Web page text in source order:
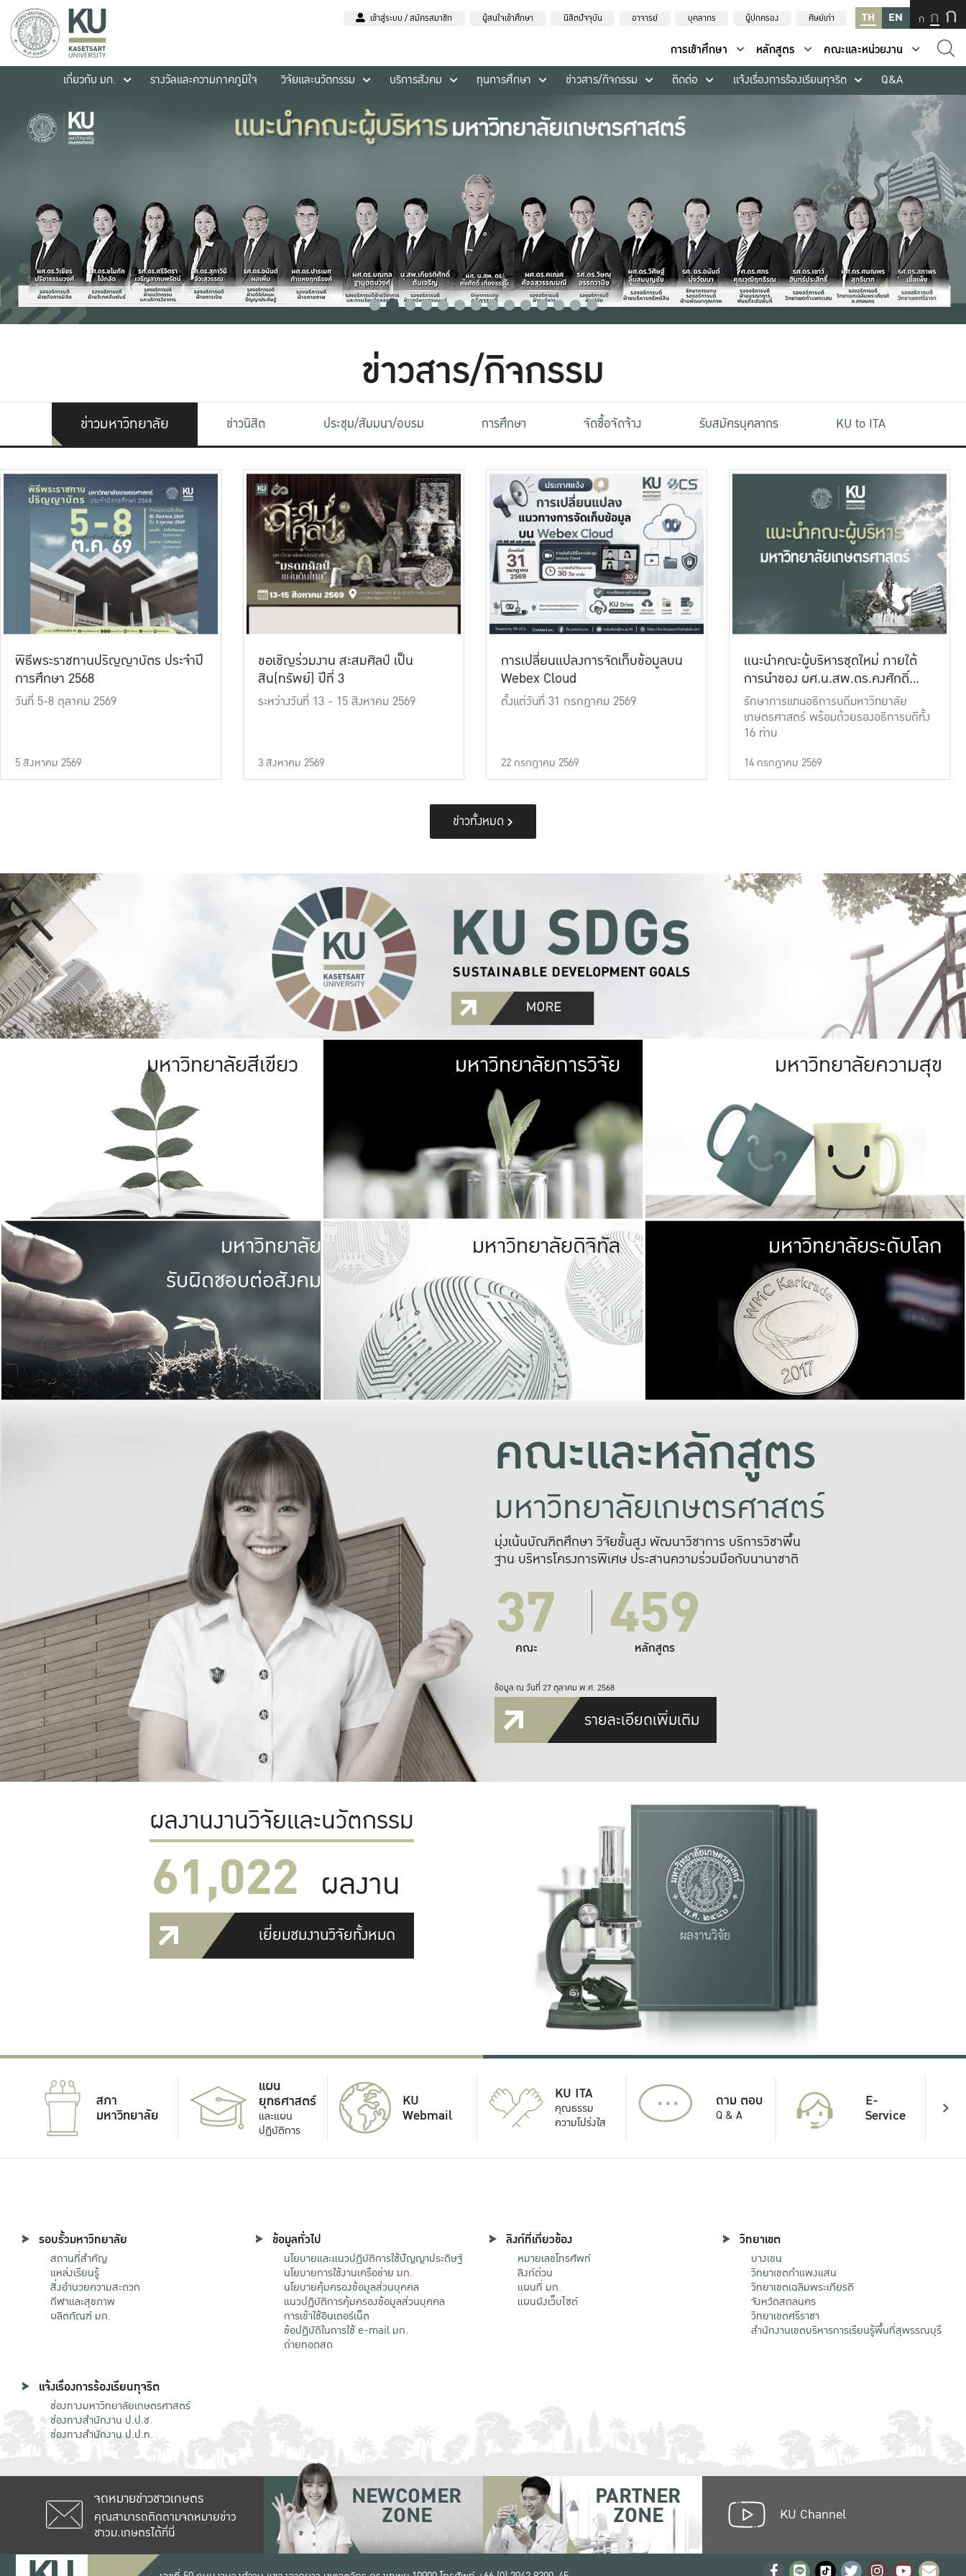
เข้าสู่ระบบ / สมัครสมาชิก ผู้สนใจเข้าศึกษา นิสิตปัจจุบัน อาจารย์ บุคลากร ผู้ปกครอง ศิษย์เก่า TH EN ก ก ก
การเข้าศึกษา หลักสูตร
คณะและหน่วยงาน
เกี่ยวกับ มก.
รางวัลและความภาคภูมิใจ วิจัยและนวัตกรรม บริการสังคม ทุนการศึกษา ข่าวสาร/กิจกรรม ติดต่อ แจ้งเรื่องการร้องเรียนทุจริต Q&A
ข่าวสาร/กิจกรรม
ข่าวมหาวิทยาลัย ข่าวนิสิต ประชุม/สัมมนา/อบรม การศึกษา จัดซื้อจัดจ้าง รับสมัครบุคลากร KU to ITA
พิธีพระราชทานปริญญาบัตร ประจำปี
การศึกษา 2568
วันที่ 5-8 ตุลาคม 2569
5 สิงหาคม 2569
ขอเชิญร่วมงาน สะสมศิลป์ เป็น
สิน(ทรัพย์) ปีที่ 3
ระหว่างวันที่ 13 - 15 สิงหาคม 2569
3 สิงหาคม 2569
การเปลี่ยนแปลงการจัดเก็บข้อมูลบน
Webex Cloud
ตั้งแต่วันที่ 31 กรกฎาคม 2569
22 กรกฎาคม 2569
แนะนำคณะผู้บริหารชุดใหม่ ภายใต้
การนำของ ผศ.น.สพ.ดร.คงศักดิ์
เที่ยงธรรม
รักษาการแทนอธิการบดีมหาวิทยาลัย
เกษตรศาสตร์ พร้อมด้วยรองอธิการบดีทั้ง
16 ท่าน
14 กรกฎาคม 2569
ข่าวทั้งหมด
มหาวิทยาลัยสีเขียว มหาวิทยาลัย
เกษตรศาสตร์ มีพื้นที่เขียวสดใส หนาแน่น
เป็นป่าในเมือง (URBAN FOREST)
เกษตรในเมือง (URBAN AGRICULTURE)
ที่นับรวมกันได้ประมาณ 1,400 ไร่
มหาวิทยาลัยการวิจัย มหาวิทยาลัย
ให้กับประชาชน
มหาวิทยาลัยความสุข
มหาวิทยาลัย
รับผิดชอบต่อสังคม
มหาวิทยาลัยรับผิดชอบต่อสังคม
ร่วมมือกับชุมชน เพื่อความกินดีอยู่ดี
และความสุขอย่างยั่งยืน
มองปัญหาในภาพกว้าง
แก้ไขจากปัญหาจุดเล็กๆ
มหาวิทยาลัยดิจิทัล มหาวิทยา
พร้อมที่จ
และผลักดันในการใช้ระบบส
เพื่อการทำงานแ
มหาวิทยาลัยระดับโลก
คณะและหลักสูตร
มหาวิทยาลัยเกษตรศาสตร์
มุ่งเน้นบัณฑิตศึกษา วิจัยขั้นสูง พัฒนาวิชาการ บริการวิชาพื้น
ฐาน บริหารโครงการพิเศษ ประสานความร่วมมือกับนานาชาติ
37
คณะ 459
หลักสูตร
ข้อมูล ณ วันที่ 27 ตุลาคม พ.ศ. 2568
รายละเอียดเพิ่มเติม
ผลงานงานวิจัยและนวัตกรรม
61,022 ผลงาน
เยี่ยมชมงานวิจัยทั้งหมด
สภา
มหาวิทยาลัย
แผน
ยุทธศาสตร์
และแผน
ปฏิบัติการ
KU
Webmail
KU ITA
คุณธรรม
ความโปร่งใส
... ถาม ตอบ
Q & A
E-
Service
รอบรั้วมหาวิทยาลัย
สถานที่สำคัญ
แหล่งเรียนรู้
สิ่งอำนวยความสะดวก
กีฬาและสุขภาพ
ผลิตภัณฑ์ มก.
ข้อมูลทั่วไป
นโยบายและแนวปฏิบัติการใช้ปัญญาประดิษฐ์
นโยบายการใช้งานเครือข่าย มก.
นโยบายคุ้มครองข้อมูลส่วนบุคคล
แนวปฏิบัติการคุ้มครองข้อมูลส่วนบุคคล
การเข้าใช้อินเตอร์เน็ต
ข้อปฏิบัติในการใช้ e-mail มก.
ถ่ายทอดสด
ลิงก์ที่เกี่ยวข้อง
หมายเลขโทรศัพท์
ลิงก์ด่วน
แผนที่ มก.
แผนผังเว็บไซต์
วิทยาเขต
บางเขน
วิทยาเขตกําแพงแสน
วิทยาเขตเฉลิมพระเกียรติ
จังหวัดสกลนคร
วิทยาเขตศรีราชา
สำนักงานเขตบริหารการเรียนรู้พื้นที่สุพรรณบุรี
แจ้งเรื่องการร้องเรียนทุจริต
ช่องทางมหาวิทยาลัยเกษตรศาสตร์
ช่องทางสำนักงาน ป.ป.ช.
ช่องทางสำนักงาน ป.ป.ท.
จดหมายข่าวชาวเกษตร
คุณสามารถติดตามจดหมายข่าว
ชาวม.เกษตรได้ที่นี่
NEWCOMER
ZONE
PARTNER
ZONE KU Channel